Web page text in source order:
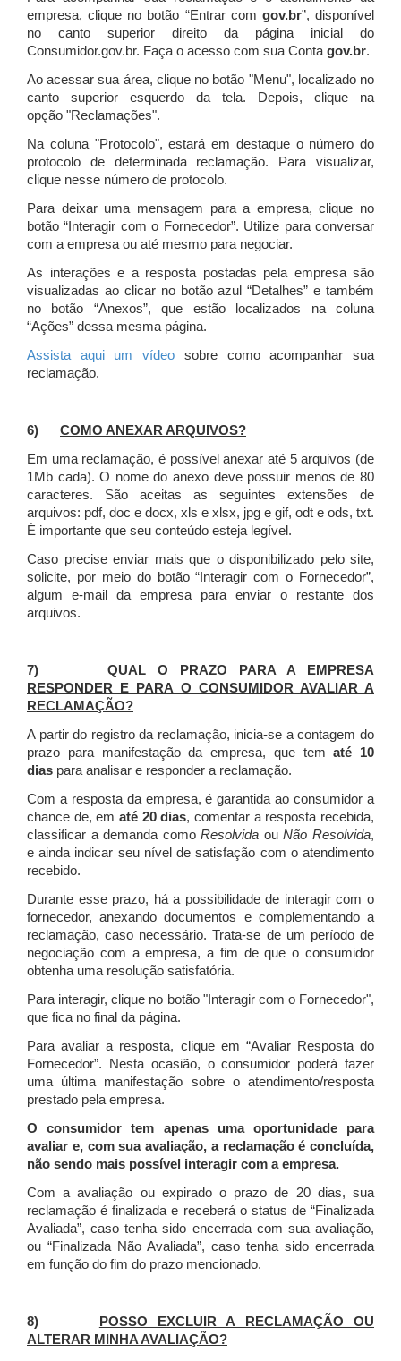
empresa, clique no botão “Entrar com gov.br”, disponível
no canto superior direito da página inicial do
Consumidor.gov.br. Faça o acesso com sua Contagov.br.
Ao acessar sua área, clique no botão "Menu", localizado no
canto superior esquerdo da tela. Depois, clique na
opção "Reclamações".
Na coluna "Protocolo", estará em destaque o número do
protocolo de determinada reclamação. Para visualizar,
clique nesse número de protocolo.
Para deixar uma mensagem para a empresa, clique no
botão “Interagir com o Fornecedor”. Utilize para conversar
com a empresa ou até mesmo para negociar.
As interações e a resposta postadas pela empresa são
visualizadas ao clicar no botão azul “Detalhes” e também
no botão “Anexos”, que estão localizados na coluna
“Ações” dessa mesma página.
Assista aqui um vídeo sobre como acompanhar sua
reclamação.
6) COMO ANEXAR ARQUIVOS?
Em uma reclamação, é possível anexar até 5 arquivos (de
1Mb cada). O nome do anexo deve possuir menos de 80
caracteres. São aceitas as seguintes extensões de
arquivos: pdf, doc e docx, xls e xlsx, jpg e gif, odt e ods, txt.
É importante que seu conteúdo esteja legível.
Caso precise enviar mais que o disponibilizado pelo site,
solicite, por meio do botão “Interagir com o Fornecedor”,
algum e-mail da empresa para enviar o restante dos
arquivos.
7)QUAL O PRAZO PARA A EMPRESA
RESPONDER E PARA O CONSUMIDOR AVALIAR A
RECLAMAÇÃO?
A partir do registro da reclamação, inicia-se a contagem do
prazo para manifestação da empresa, que tematé 10
dias para analisar e responder a reclamação.
Com a resposta da empresa, é garantida ao consumidor a
chance de, em até 20 dias, comentar a resposta recebida,
classificar a demanda comoResolvida ouNão Resolvida,
e ainda indicar seu nível de satisfação com o atendimento
recebido.
Durante esse prazo, há a possibilidade de interagir com o
fornecedor, anexando documentos e complementando a
reclamação, caso necessário.Trata-se de um período de
negociação com a empresa, a fim de que o consumidor
obtenha uma resolução satisfatória.
Para interagir, clique no botão "Interagir com o Fornecedor",
que fica no final da página.
Para avaliar a resposta, clique em “Avaliar Resposta do
Fornecedor”. Nesta ocasião, o consumidor poderá fazer
uma última manifestação sobre o atendimento/resposta
prestado pela empresa.
O consumidor tem apenas uma oportunidade para
avaliar e, com sua avaliação, a reclamação é concluída,
não sendo mais possível interagir com a empresa.
Com a avaliação ou expirado o prazo de 20 dias, sua
reclamação é finalizada e receberá o status de “Finalizada
Avaliada”, caso tenha sido encerrada com sua avaliação,
ou “Finalizada Não Avaliada”, caso tenha sido encerrada
em função do fim do prazo mencionado.
8)
POSSO EXCLUIR A RECLAMAÇÃO OU
ALTERAR MINHA AVALIAÇÃO?